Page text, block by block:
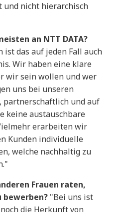
nicht hierarchisch
an NTT DATA?
ist das auf jeden Fall auch
Wir haben eine klare
wir sein wollen und wer
uns bei unseren
partnerschaftlich und auf
keine austauschbare
erarbeiten wir
Kunden individuelle
welche nachhaltig zu
Frauen raten,
bewerben? "Bei uns ist
die Herkunft von